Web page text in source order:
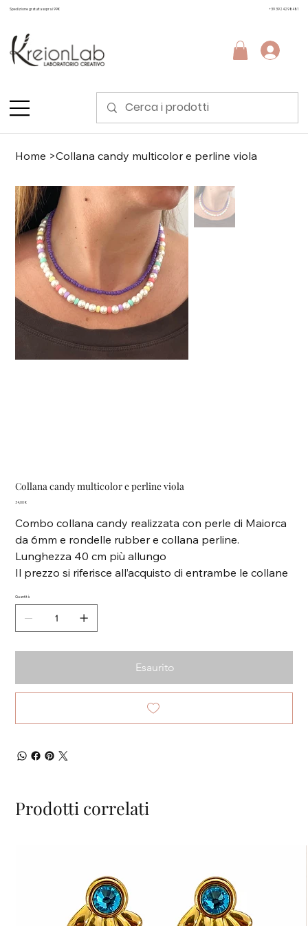
Spedizione gratuita sopra i 99€ +39 3924298481
Home >Collana candy multicolor e perline viola
Collana candy multicolor e perline viola
Prezzo
34,00 €
Combo collana candy realizzata con perle di Maiorca
da 6mm e rondelle rubber e collana perline.
Lunghezza 40 cm più allungo
Il prezzo si riferisce all’acquisto di entrambe le collane
Quantità
Esaurito
Prodotti correlati